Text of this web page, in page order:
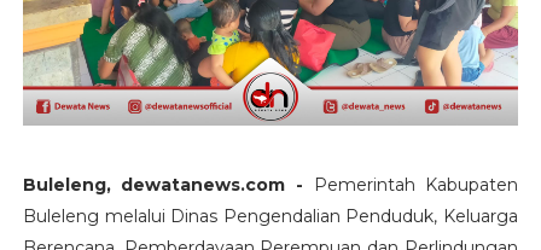
Buleleng, dewatanews.com -
Pemerintah Kabupaten
Buleleng melalui Dinas Pengendalian Penduduk, Keluarga